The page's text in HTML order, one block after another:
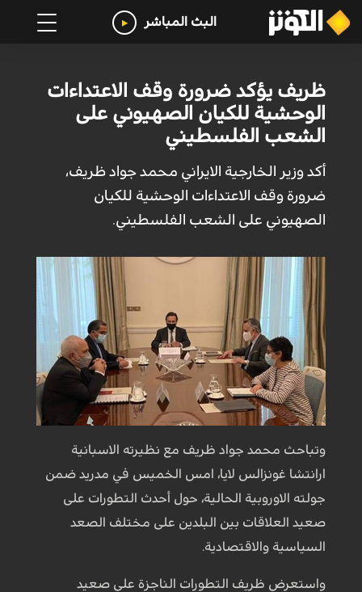
البث المباشر
ظريف يؤكد ضرورة وقف الاعتداءات
الوحشية للكيان الصهيوني على
الشعب الفلسطيني
أكد وزير الخارجية الايراني محمد جواد ظريف،
ضرورة وقف الاعتداءات الوحشية للكيان
الصهيوني على الشعب الفلسطيني.
وتباحث محمد جواد ظریف مع نظيرته الاسبانية
ارانتشا غونزالس لايا، امس الخميس في مدريد ضمن
جولته الاوروبية الحالية، حول أحدث التطورات على
صعيد العلاقات بين البلدين على مختلف الصعد
السياسية والاقتصادية.
واستعرض ظريف التطورات الناجزة على صعيد